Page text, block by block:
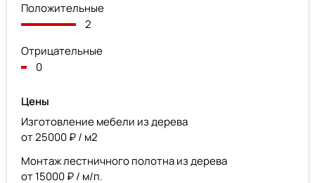
Положительные
2
Отрицательные
0
Цены
Изготовление мебели из дерева
от 25000 ₽ / м2
Монтаж лестничного полотна из дерева
от 15000 ₽ / м/п.